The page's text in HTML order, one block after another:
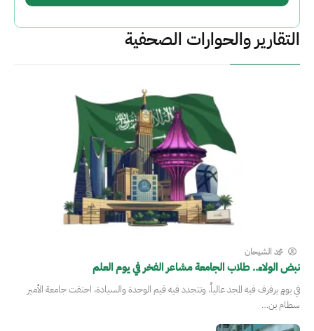
التقارير والحوارات الصحفية
محمد الشيحان
نبض الولاء.. طلاب الجامعة مشاعر الفخر في يوم العلم
في يومٍ يرفرف فيه المجد عالياً، وتتجدد فيه قيم الوحدة والسيادة، احتفت جامعة الأمير
سطام بن…